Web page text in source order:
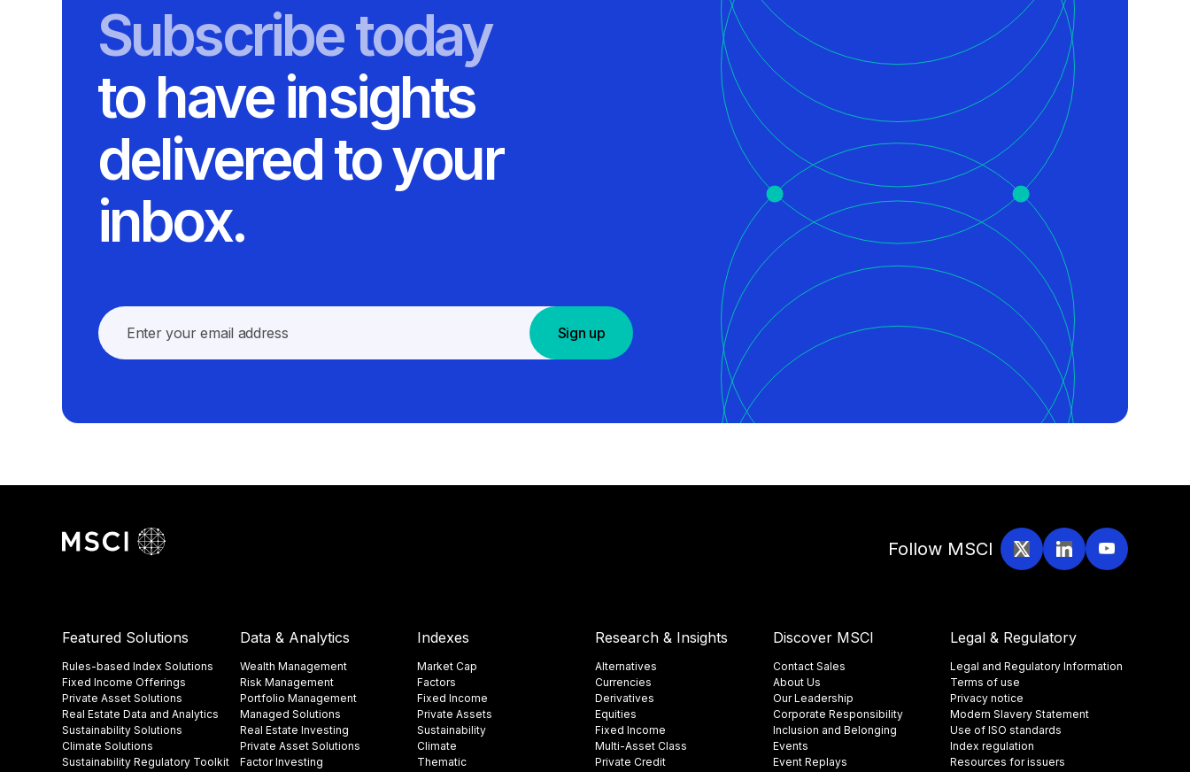
Subscribe today
to have insights
delivered to your
inbox.
Sign up
Follow MSCI
Featured Solutions
Rules-based Index Solutions
Fixed Income Offerings
Private Asset Solutions
Real Estate Data and Analytics
Sustainability Solutions
Climate Solutions
Sustainability Regulatory Toolkit​
Data & Analytics
Wealth Management
Risk Management
Portfolio Management
Managed Solutions
Real Estate Investing
Private Asset Solutions
Factor Investing
Indexes
Market Cap
Factors
Fixed Income
Private Assets
Sustainability
Climate
Thematic
Research & Insights
Alternatives
Currencies
Derivatives
Equities
Fixed Income
Multi-Asset Class
Private Credit
Discover MSCI
Contact Sales
About Us
Our Leadership
Corporate Responsibility
Inclusion and Belonging
Events
Event Replays
Legal & Regulatory
Legal and Regulatory Information
Terms of use
Privacy notice
Modern Slavery Statement
Use of ISO standards
Index regulation
Resources for issuers